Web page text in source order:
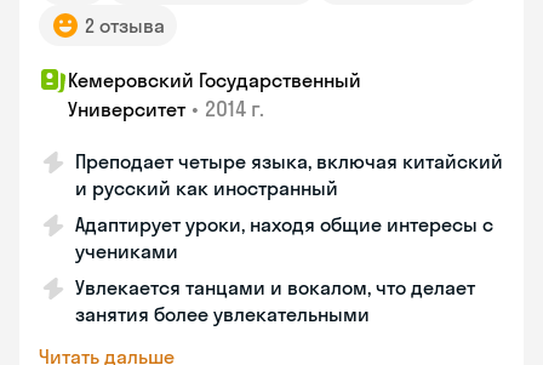
2 отзыва
Кемеровский Государственный
Университет • 2014 г.
Преподает четыре языка, включая китайский
и русский как иностранный
Адаптирует уроки, находя общие интересы с
учениками
Увлекается танцами и вокалом, что делает
занятия более увлекательными
Читать дальше